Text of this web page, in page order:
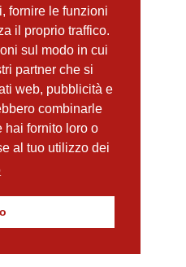
fornire le funzioni
il proprio traffico.
sul modo in cui
partner che si
web, pubblicità e
combinarle
hai fornito loro o
al tuo utilizzo dei